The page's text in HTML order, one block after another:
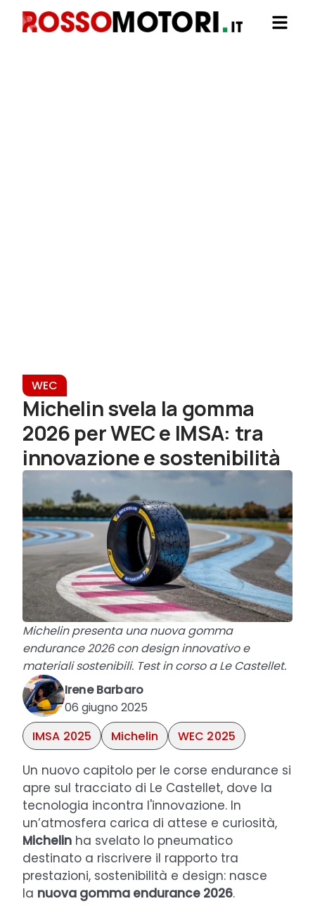
WEC
Michelin svela la gomma
2026 per WEC e IMSA: tra
innovazione e sostenibilità
Michelin presenta una nuova gomma
endurance 2026 con design innovativo e
materiali sostenibili. Test in corso a Le Castellet.
Irene Barbaro
06 giugno 2025
IMSA 2025
Michelin WEC 2025
Un nuovo capitolo per le corse endurance si
apre sul tracciato di Le Castellet, dove la
tecnologia incontra l'innovazione. In
un’atmosfera carica di attese e curiosità,
Michelin ha svelato lo pneumatico
destinato a riscrivere il rapporto tra
prestazioni, sostenibilità e design: nasce
la nuova gomma endurance 2026.